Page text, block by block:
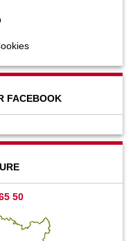
FACEBOOK
50